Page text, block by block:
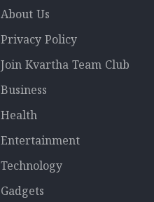
About Us
Privacy Policy
Join Kvartha Team Club
Business
Health
Entertainment
Technology
Gadgets